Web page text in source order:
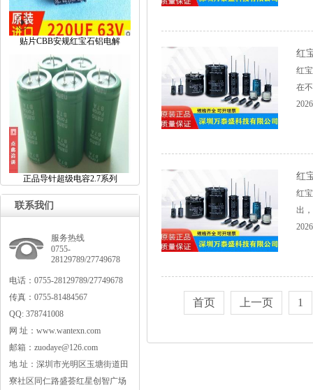
贴片CBB安规红宝石铝电解
正品导针超级电容2.7系列
联系我们
服务热线
0755-
28129789/27749678
电话：0755-28129789/27749678
传真：0755-81484567
QQ:378741008
网址：www.wantexn.com
邮箱：zuodaye@126.com
地址：深圳市光明区玉塘街道田
寮社区同仁路盛荟红星创智广场
红
红
在
红
红
出
首页 上一页 1